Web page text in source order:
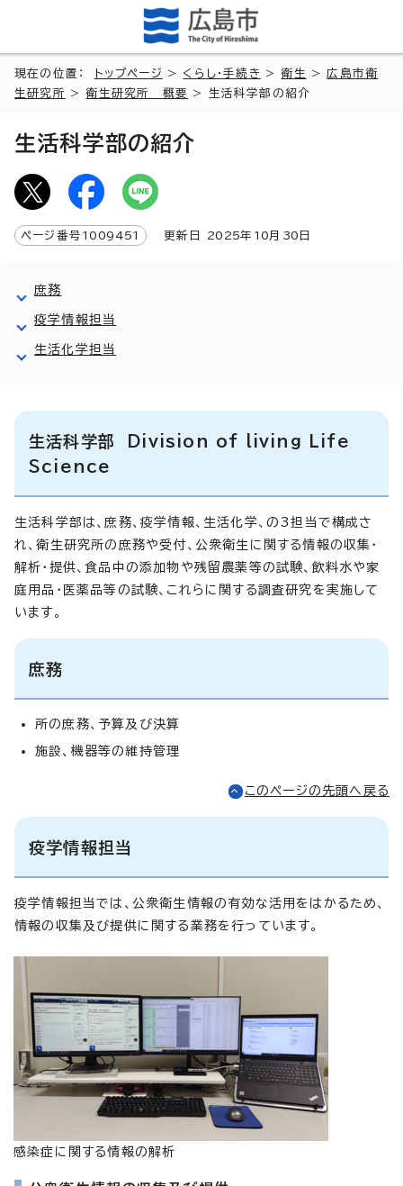
現在の位置： トップページ > くらし・手続き >衛生 >広島市衛
生研究所 >衛生研究所 概要 > 生活科学部の紹介
生活科学部の紹介
ページ番号 1009451 更新日 2025年 10月 30 日
庶務
疫学情報担当
生活化学担当
生活科学部 Division of living Life
Science
生活科学部は、庶務、疫学情報、生活化学、の3担当で構成さ
れ、衛生研究所の庶務や受付、公衆衛生に関する情報の収集・
解析・提供、食品中の添加物や残留農薬等の試験、飲料水や家
庭用品・医薬品等の試験、これらに関する調査研究を実施して
います。
庶務
所の庶務、予算及び決算
施設、機器等の維持管理
このページの先頭へ戻る
疫学情報担当
疫学情報担当では、公衆衛生情報の有効な活用をはかるため、
情報の収集及び提供に関する業務を行っています。
感染症に関する情報の解析